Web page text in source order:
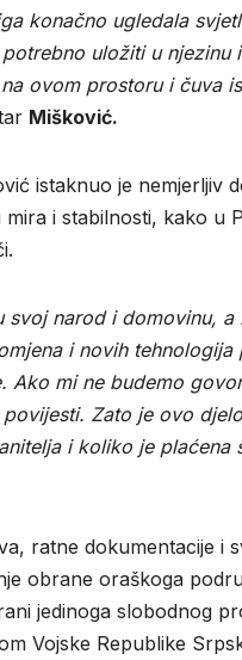
konačno ugledala
uložiti u
ovom prostoru i čuva
Mišković.
istaknuo je nemjerljiv
i stabilnosti, kako u
svoj narod i domovinu,
i novih
Ako mi ne budemo
Zato je ovo
i koliko je
ratne dokumentacije i
obrane oraškoga
jedinoga slobodnog
Vojske Republike